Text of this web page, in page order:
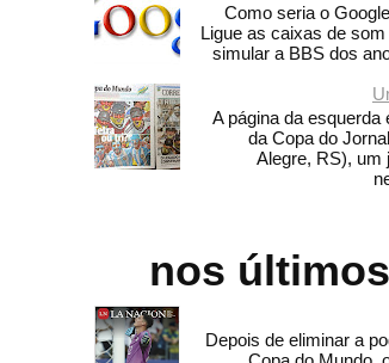
Como seria o
Ligue as caixas de
simular a BBS dos
A página da esquerda
da Copa do
Alegre, RS), um
nos
Depois de eliminar a